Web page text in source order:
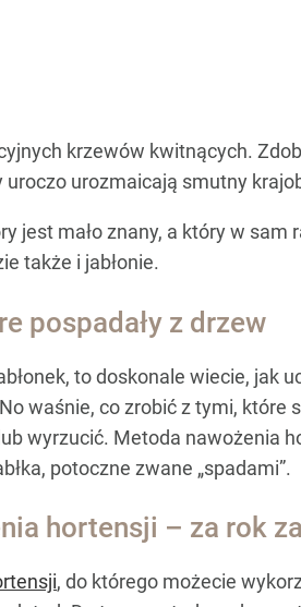
krzewów kwitnących.
urozmaicają smutny
mało znany, a który w sam
także i jabłonie.
pospadały z drzew
to doskonale wiecie, jak
waśnie, co zrobić z tymi, które
wyrzucić. Metoda nawożenia
potoczne zwane „spadami”.
hortensji – za rok
, do którego możecie